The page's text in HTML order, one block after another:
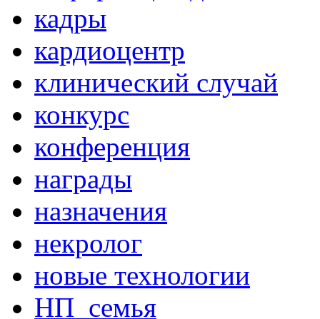
кадры
кардиоцентр
клинический случай
конкурс
конференция
награды
назначения
некролог
новые технологии
НП_семья